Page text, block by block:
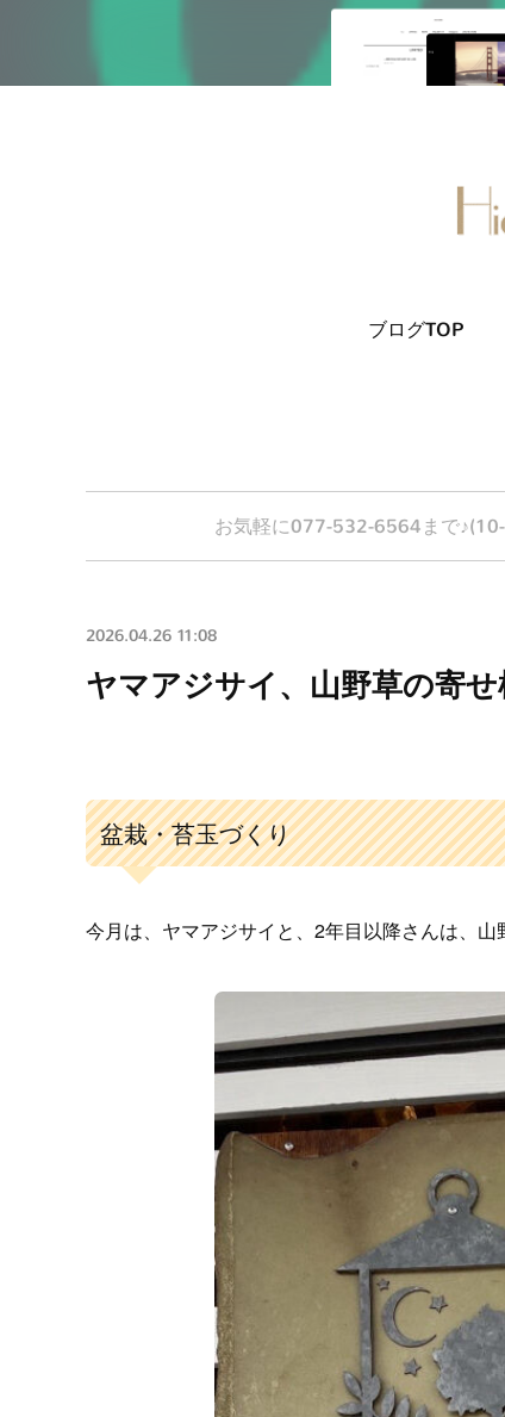
ブログTOP
お気軽に077-532-6564まで
2026.04.26 11:08
ヤマアジサイ、山野草の寄
盆栽・苔玉づくり
今月は、ヤマアジサイと、2年目以降さんは、山